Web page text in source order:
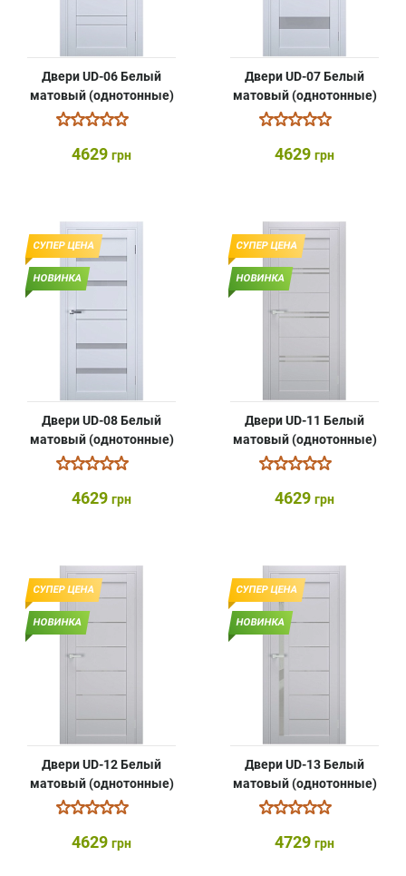
Двери UD-06 Белый
матовый (однотонные)
4629 грн
Двери UD-07 Белый
матовый (однотонные)
4629 грн
СУПЕР ЦЕНА
НОВИНКА
Двери UD-08 Белый
матовый (однотонные)
4629 грн
СУПЕР ЦЕНА
НОВИНКА
Двери UD-11 Белый
матовый (однотонные)
4629 грн
СУПЕР ЦЕНА
НОВИНКА
Двери UD-12 Белый
матовый (однотонные)
4629 грн
СУПЕР ЦЕНА
НОВИНКА
Двери UD-13 Белый
матовый (однотонные)
4729 грн